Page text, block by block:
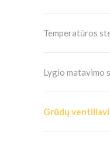
Temperatūros
Lygio matavimo
Grūdų